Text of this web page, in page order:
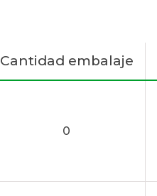
Cantidad embalaje
0